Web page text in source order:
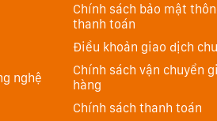
nghệ
Chính sách bảo mật
thanh toán
Điều khoản giao dịch
Chính sách vận chuyển
hàng
Chính sách thanh toán